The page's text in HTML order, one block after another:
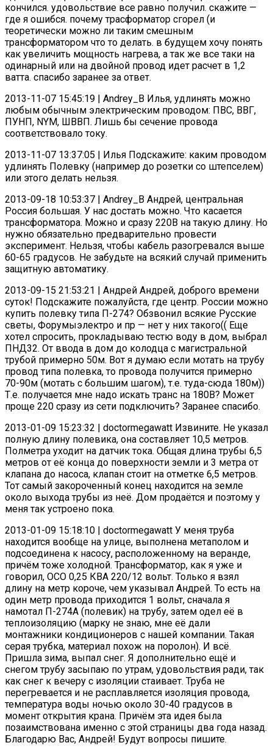
кончился. удовольствие все равно получил. скажите —
где я ошибся. почему трасформатор сгорел (и
теоретически можно ли таким смешным
трансформатором что то делать. в будущем хочу понять
как увеличить мощность нагрева, а так же все таки на
одинарный или на двойной провод идет расчет в 1,2
ватта. спасибо заранее за ответ.
2013-11-07 15:45:19 | Andrey_B Илья, удлинять можно
любым обычным электрическим проводом: ПВС, ВВГ,
ПУНП, NYM, ШВВП. Лишь бы сечение провода
соответствовало току.
2013-11-07 13:37:05 | Илья Подскажите: каким проводом
удлинять Полевку (например до розетки со штепселем)
или этого делать нельзя.
2013-09-18 10:53:37 | Andrey_B Андрей, центральная
Россия большая. У нас достать можно. Что касается
трансформатора. Можно и сразу 220В на такую длину. Но
нужно обязательно предварительно провести
эксперимент. Нельзя, чтобы кабель разогревался выше
60-65 градусов. Не забудьте на всякий случай применить
защитную автоматику.
2013-09-15 21:53:21 | Андрей Андрей, доброго времени
суток! Подскажите пожалуйста, где центр. России можно
купить полевку типа П-274? Обзвонил всякие Русские
светы, Форумыэлектро и пр — нет у них такого(( Еще
хотел спросить, прокладываю тестю воду в дом, выбрал
ПНД32. От ввода в дом до колодца с магистральной
трубой примерно 50м. Вот я думаю если мотать на трубу
провод типа полевка, то провода получится примерно
70-90м (мотать с большим шагом), т.е. туда-сюда 180м))
Т.е. получается мне надо искать транс на 180В? Может
проще 220 сразу из сети подключить? Заранее спасибо.
2013-01-09 15:23:32 | doctormegawatt Извините. Не указал
полную длину полевика, она составляет 10,5 метров.
Полметра уходит на датчик тока. Общая длина трубы 6,5
метров от её конца до поверхности земли и 3 метра от
клапана до насоса, клапан стоит на отметке 6,5 метров.
Тот самый закороченный конец находится на земле
около выхода трубы из неё. Дом продаётся и поэтому у
меня так устроено пока.
2013-01-09 15:18:10 | doctormegawatt У меня труба
находится вообще на улице, выполнена метаполом и
подсоединена к насосу, расположенному на веранде,
причём тоже холодной. Трансформатор, как я уже и
говорил, ОСО 0,25 КВА 220/12 вольт. Только я взял
длину на метр короче, чем указывал Андрей. То есть на
один метр провода приходится 1 вольт, сначала я
намотал П-274А (полевик) на трубу, затем одел её в
теплоизоляцию (марку не знаю, мне её дали
монтажники кондиционеров с нашей компании. Такая
серая трубка, материал похож на поролон). И всё.
Пришла зима, выпал снег. Я дополнительно ещё и
снегом трубу засыпаю по утрам, удовольствия ради, так
как снег к вечеру с изоляции стаивает. Труба не
перегревается и не расплавляется изоляция провода,
температура воды ночью около 30-40 градусов в
момент открытия крана. Причём эта идея была
позаимствована именно с этой страницы два года назад.
Благодарю Вас, Андрей! Будут вопросы пишите.